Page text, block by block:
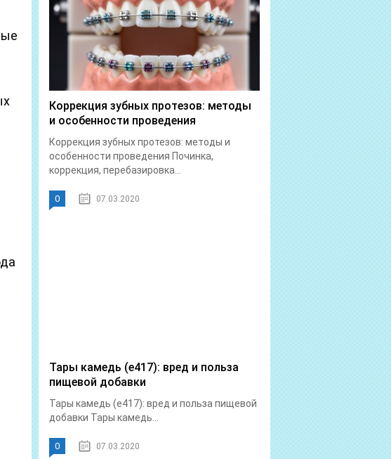
Коррекция зубных протезов: методы
и особенности проведения
Коррекция зубных протезов: методы и
особенности проведения Починка,
коррекция, перебазировка...
0 07.03.2020
Тары камедь (е417): вред и польза
пищевой добавки
Тары камедь (е417): вред и польза пищевой
добавки Тары камедь...
0 07.03.2020